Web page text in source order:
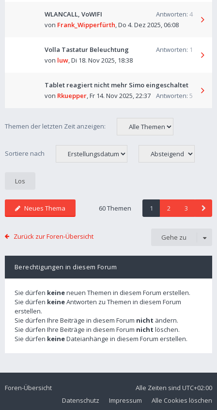
WLANCALL, VoWIFI Antworten: 4
von Frank_Wipperfürth,Do 4. Dez 2025, 06:08
Volla Tastatur Beleuchtung Antworten: 1
von luw,Di 18. Nov 2025, 18:38
Tablet reagiert nicht mehr Simo eingeschaltet
Antworten: 5
von Rkuepper,Fr 14. Nov 2025, 22:37
Themen der letzten Zeit anzeigen:
Sortiere nach
Neues Thema 60 Themen 1 2 3
Zurück zur Foren-Übersicht Gehe zu
Berechtigungen in diesem Forum
Sie dürfen keineneuen Themen in diesem Forum erstellen.
Sie dürfen keineAntworten zu Themen in diesem Forum
erstellen.
Sie dürfen Ihre Beiträge in diesem Forum nicht ändern.
Sie dürfen Ihre Beiträge in diesem Forum nicht löschen.
Sie dürfen keineDateianhänge in diesem Forum erstellen.
Foren-Übersicht Alle Zeiten sind UTC+02:00
Alle Cookies löschen
Impressum
Datenschutz